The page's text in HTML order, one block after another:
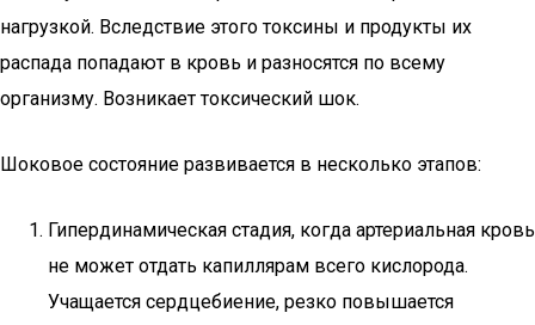
нагрузкой. Вследствие этого токсины и продукты их
распада попадают в кровь и разносятся по всему
организму. Возникает токсический шок.
Шоковое состояние развивается в несколько этапов:
Гипердинамическая стадия, когда артериальная кровь
не может отдать капиллярам всего кислорода.
Учащается сердцебиение, резко повышается